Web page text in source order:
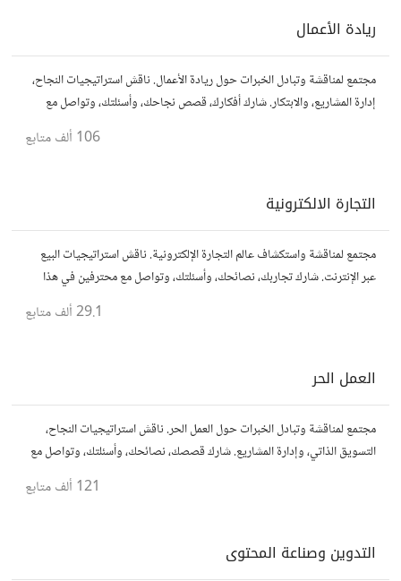
ريادة الأعمال
مجتمع لمناقشة وتبادل الخبرات حول ريادة الأعمال. ناقش استراتيجيات النجاح،
إدارة المشاريع، والابتكار. شارك أفكارك، قصص نجاحك، وأسئلتك، وتواصل مع
106 ألف متابع
التجارة الالكترونية
مجتمع لمناقشة واستكشاف عالم التجارة الإلكترونية. ناقش استراتيجيات البيع
عبر الإنترنت. شارك تجاربك، نصائحك، وأسئلتك، وتواصل مع محترفين في هذا
29.1 ألف متابع
العمل الحر
مجتمع لمناقشة وتبادل الخبرات حول العمل الحر. ناقش استراتيجيات النجاح،
التسويق الذاتي، وإدارة المشاريع. شارك قصصك، نصائحك، وأسئلتك، وتواصل مع
121 ألف متابع
التدوين وصناعة المحتوى